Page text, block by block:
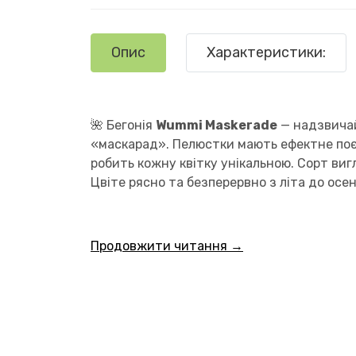
Опис Характеристики:
🌺 Бегонія Wummi Maskerade —
«маскарад». Пелюстки мають ефектне
робить кожну квітку унікальною. Сорт
Цвіте рясно та безперервно з літа до
Продовжити читання →